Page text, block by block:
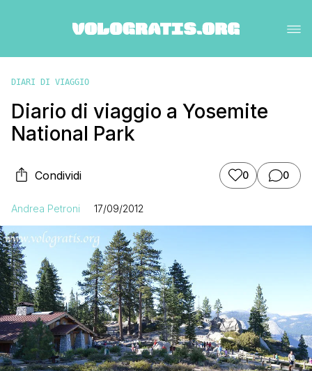
DIARI DI VIAGGIO
Diario di viaggio a Yosemite
National Park
Condividi 0 0
Andrea Petroni 17/09/2012